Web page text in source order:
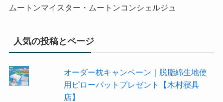
ムートンマイスター・ムートンコンシェルジュ
人気の投稿とページ
オーダー枕キャンペーン｜脱脂綿生地使
用ピローパットプレゼント【木村寝具
店】